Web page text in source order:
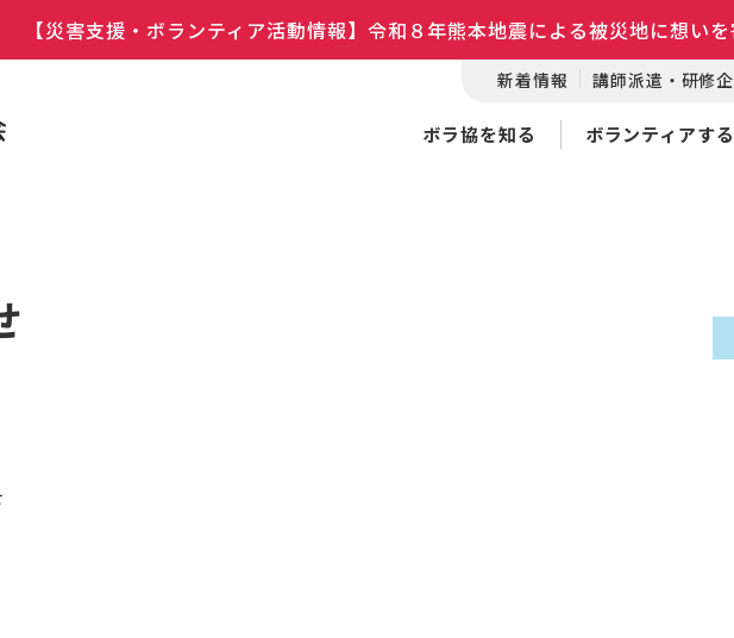
【災害支援・ボランティア活動情報】令和８年熊本地震による被災地に想い
新着情報 講師派遣・研修
ボラ協を知る ボランティアす